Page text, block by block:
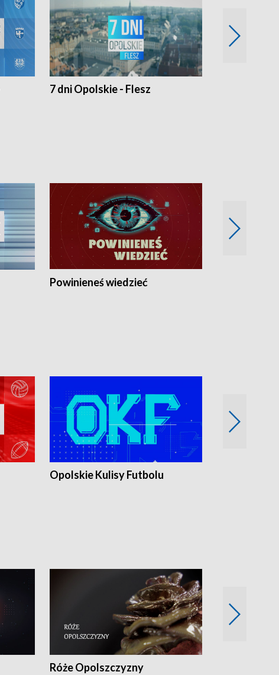
7 dni Opolskie - Flesz
Powinieneś wiedzieć
Opolskie Kulisy Futbolu
Róże Opolszczyzny